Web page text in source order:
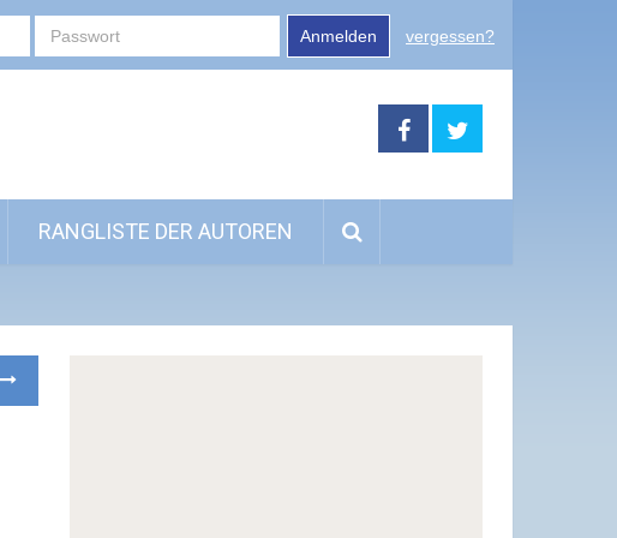
Anmelden vergessen?
RANGLISTE DER AUTOREN